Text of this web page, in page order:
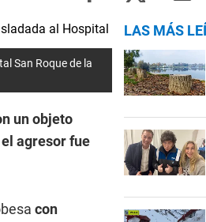
San Roque de la
un objeto
agresor fue
con
LAS MÁS